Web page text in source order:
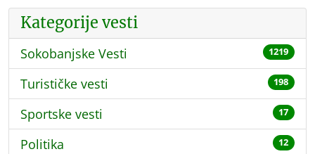
Kategorije vesti
Sokobanjske Vesti 1219
Turističke vesti 198
Sportske vesti 17
Politika 12